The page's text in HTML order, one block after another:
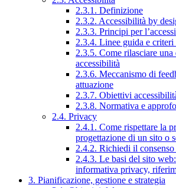
2.3.1. Definizione
2.3.2. Accessibilità by
2.3.3. Principi per
2.3.4. Linee guida e criteri
2.3.5. Come rilasciare
accessibilità
2.3.6. Meccanismo di
attuazione
2.3.7. Obiettivi
2.3.8. Normativa e
2.4. Privacy
2.4.1. Come rispettare la
progettazione di un sito o
2.4.2. Richiedi il consenso
2.4.3. Le basi del sito
informativa privacy,
3. Pianificazione, gestione e strategia